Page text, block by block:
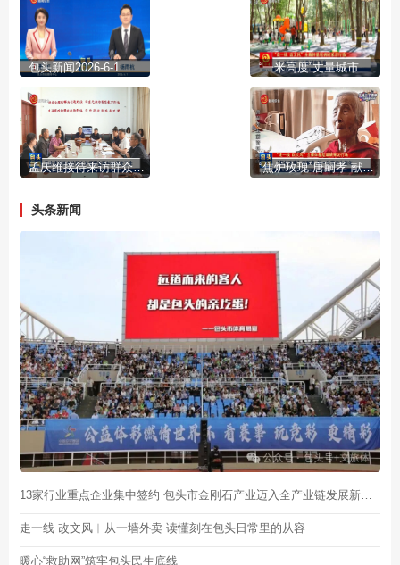
包头新闻2026-6-1 “一米高度”丈量城市温度
孟庆维接待来访群众并调研金融纠纷调处工作 “焦炉玫瑰”唐嗣孝 献一生芳华为焦化
头条新闻
走一线 改文风︱从一墙外卖 读懂刻在包头日常里的从容
暖心“救助网”筑牢包头民生底线